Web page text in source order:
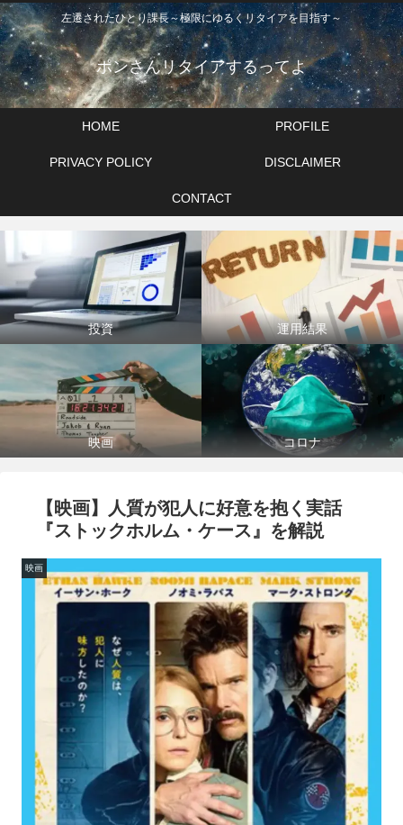
左遷されたひとり課長～極限にゆるくリタイアを目指す～
ポンさんリタイアするってよ
HOME PROFILE
PRIVACY POLICY DISCLAIMER
CONTACT
投資 運用結果
映画 コロナ
【映画】人質が犯人に好意を抱く実話
『ストックホルム・ケース』を解説
映画